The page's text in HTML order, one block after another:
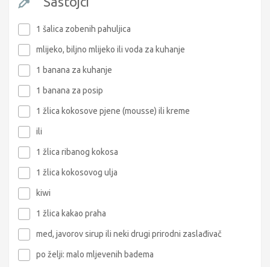
1 šalica zobenih pahuljica
mlijeko, biljno mlijeko ili voda za kuhanje
1 banana za kuhanje
1 banana za posip
1 žlica kokosove pjene (mousse) ili kreme
ili
1 žlica ribanog kokosa
1 žlica kokosovog ulja
kiwi
1 žlica kakao praha
med, javorov sirup ili neki drugi prirodni zaslađivač
po želji: malo mljevenih badema